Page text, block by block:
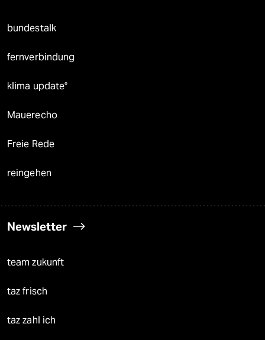
bundestalk
fernverbindung
klima update°
Mauerecho
Freie Rede
reingehen
Newsletter
team zukunft
taz frisch
taz zahl ich